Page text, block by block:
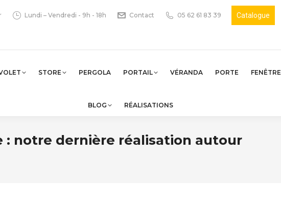
Lundi – Vendredi - 9h - 18h Contact 05 62 61 83 39 Catalogue
STORE PERGOLA PORTAIL VÉRANDA PORTE FENÊTRE
BLOG RÉALISATIONS
notre dernière réalisation autour